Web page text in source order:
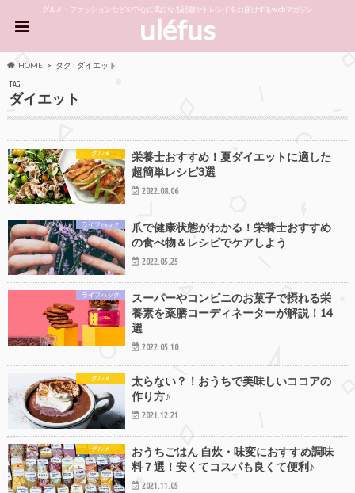
グルメ・ファッションなどを中心に気になる話題やトレンドをお届けするwebマガジン
uléfus
HOME タグ : ダイエット
TAG
ダイエット
グルメ
栄養士おすすめ！夏ダイエットに適した
超簡単レシピ3選
2022.08.06
ライフハック
爪で健康状態がわかる！栄養士おすすめ
の食べ物＆レシピでケアしよう
2022.05.25
ライフハック
スーパーやコンビニのお菓子で摂れる栄
養素を薬膳コーディネーターが解説！14
選
2022.05.10
グルメ
太らない？！おうちで美味しいココアの
作り方♪
2021.12.21
グルメ
おうちごはん 自炊・味変におすすめ調味
料７選！安くてコスパも良くて便利♪
2021.11.05